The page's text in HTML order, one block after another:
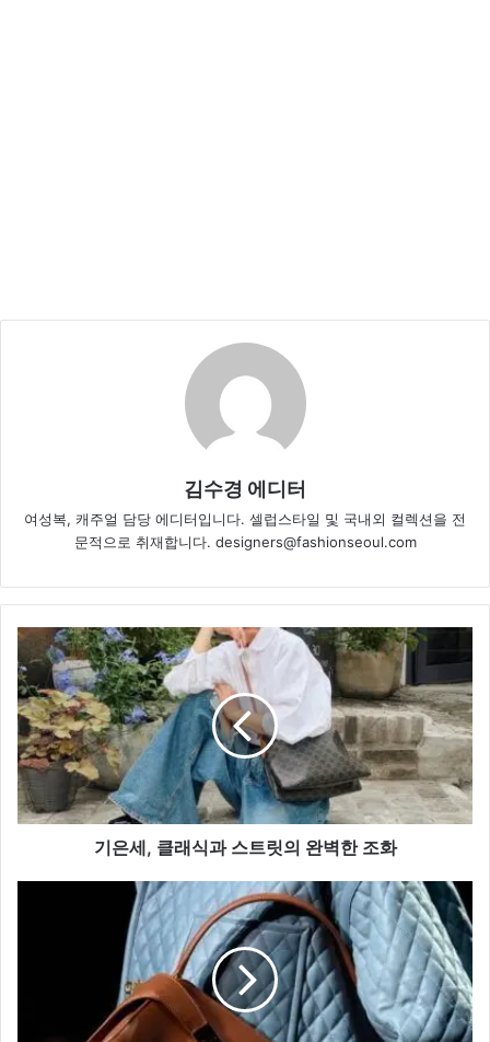
김수경 에디터
여성복, 캐주얼 담당 에디터입니다. 셀럽스타일 및 국내외 컬렉션을 전
문적으로 취재합니다. designers@fashionseoul.com
기
은
세,
클
래
식
과
스
트
기은세, 클래식과 스트릿의 완벽한 조화